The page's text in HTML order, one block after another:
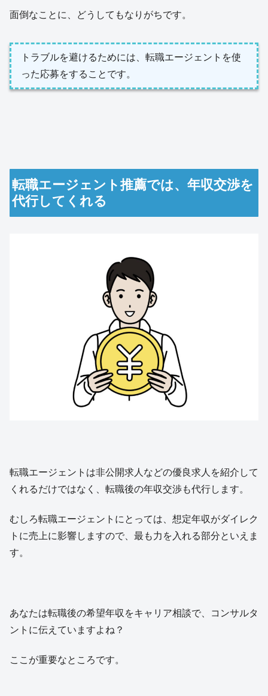
面倒なことに、どうしてもなりがちです。
トラブルを避けるためには、転職エージェントを使
った応募をすることです。
転職エージェント推薦では、年収交渉を
代行してくれる
転職エージェントは非公開求人などの優良求人を紹介して
くれるだけではなく、転職後の年収交渉も代行します。
むしろ転職エージェントにとっては、想定年収がダイレク
トに売上に影響しますので、最も力を入れる部分といえま
す。
あなたは転職後の希望年収をキャリア相談で、コンサルタ
ントに伝えていますよね？
ここが重要なところです。